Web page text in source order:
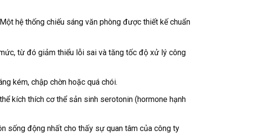
hệ thống chiếu sáng văn phòng được thiết kế chuẩn
từ đó giảm thiểu lỗi sai và tăng tốc độ xử lý công
kém, chập chờn hoặc quá chói.
kích thích cơ thể sản sinh serotonin (hormone hạnh
sống động nhất cho thấy sự quan tâm của công ty